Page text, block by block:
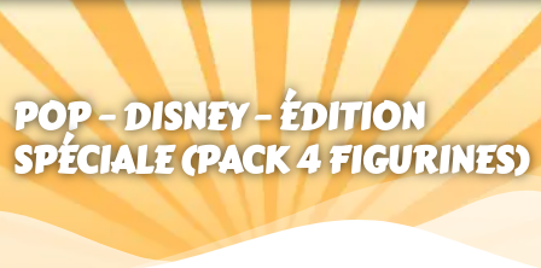
POP – DISNEY – ÉDITION
SPÉCIALE (PACK 4 FIGURINES)